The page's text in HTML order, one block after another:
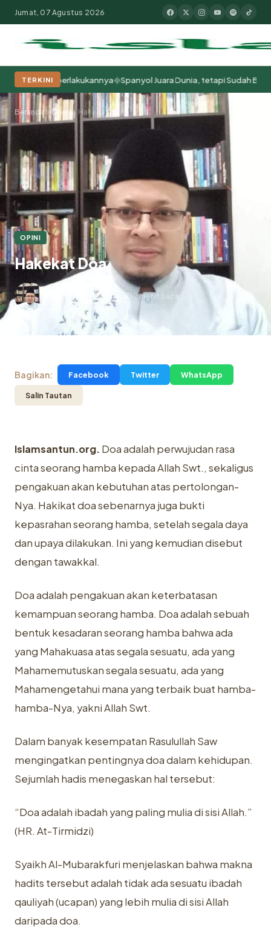
Populer:Moderasi BeragamaKhutbah JumatPesantrenTokoh
Jumat, 07 Agustus 2026
TERKINI
Memperlakukannya◆Spanyol Juara Dunia, tetapi Sudah Berabad-
Beranda Opini Hakekat Doa
OPINI
Hakekat Doa
Didi Junaedi
23 Juli 2021
23 Jul 2021 2 menit baca
Bagikan: Facebook Twitter WhatsApp
Salin Tautan
Islamsantun.org. Doa adalah perwujudan rasa
cinta seorang hamba kepada Allah Swt., sekaligus
pengakuan akan kebutuhan atas pertolongan-
Nya. Hakikat doa sebenarnya juga bukti
kepasrahan seorang hamba, setelah segala daya
dan upaya dilakukan. Ini yang kemudian disebut
dengan tawakkal.
Doa adalah pengakuan akan keterbatasan
kemampuan seorang hamba. Doa adalah sebuah
bentuk kesadaran seorang hamba bahwa ada
yang Mahakuasa atas segala sesuatu, ada yang
Mahamemutuskan segala sesuatu, ada yang
Mahamengetahui mana yang terbaik buat hamba-
hamba-Nya, yakni Allah Swt.
Dalam banyak kesempatan Rasulullah Saw
mengingatkan pentingnya doa dalam kehidupan.
Sejumlah hadis menegaskan hal tersebut:
“Doa adalah ibadah yang paling mulia di sisi Allah.”
(HR. At-Tirmidzi)
Syaikh Al-Mubarakfuri menjelaskan bahwa makna
hadits tersebut adalah tidak ada sesuatu ibadah
qauliyah (ucapan) yang lebih mulia di sisi Allah
daripada doa.